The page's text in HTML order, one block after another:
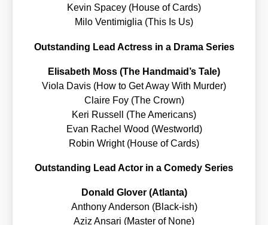
Kevin Spacey (House of Cards)
Milo Ven­ti­mi­glia (This Is Us)
Out­stan­ding Lead Actress in a Dra­ma Series
Eli­sa­beth Moss (The Handmaid’s Tale)
Vio­la Davis (How to Get Away With Mur­der)
Clai­re Foy (The Crown)
Keri Rus­sell (The Ame­ri­cans)
Evan Rachel Wood (West­world)
Robin Wright (House of Cards)
Out­stan­ding Lead Actor in a Come­dy Series
Donald Glover (Atlan­ta)
Antho­ny Ander­son (Black-ish)
Aziz Ansa­ri (Mas­ter of None)